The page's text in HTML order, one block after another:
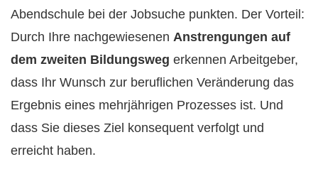
Abendschule bei der Jobsuche punkten. Der Vorteil:
Durch Ihre nachgewiesenen Anstrengungen auf
dem zweiten Bildungsweg erkennen Arbeitgeber,
dass Ihr Wunsch zur beruflichen Veränderung das
Ergebnis eines mehrjährigen Prozesses ist. Und
dass Sie dieses Ziel konsequent verfolgt und
erreicht haben.